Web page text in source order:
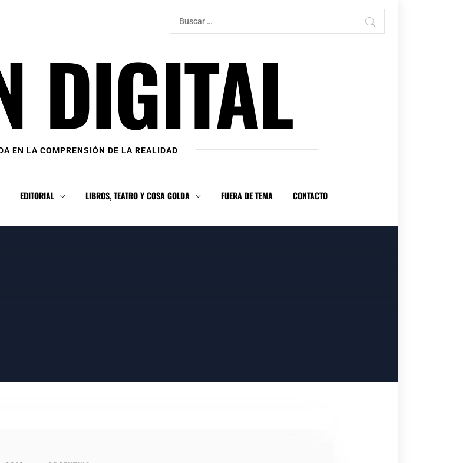
Buscar:
DIGITAL
EN LA COMPRENSIÓN DE LA REALIDAD
EDITORIAL LIBROS, TEATRO Y COSA GOLDA FUERA DE TEMA CONTACTO